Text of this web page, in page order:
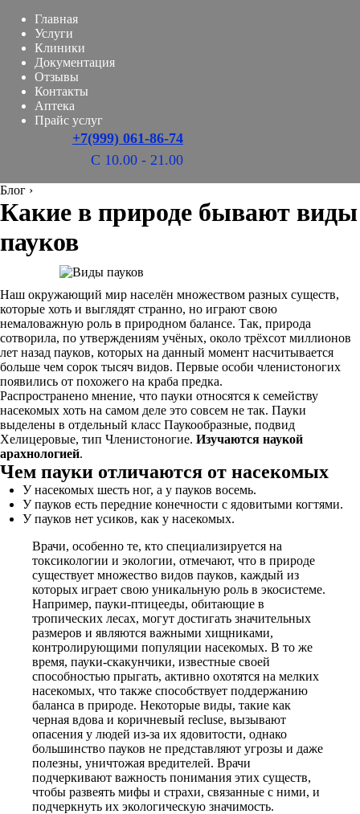
Главная
Услуги
Клиники
Документация
Отзывы
Контакты
Аптека
Прайс услуг
+7(999) 061-86-74
С 10.00 - 21.00
Блог ›
Какие в природе бывают виды
пауков
Наш окружающий мир населён множеством разных существ,
которые хоть и выглядят странно, но играют свою
немаловажную роль в природном балансе. Так, природа
сотворила, по утверждениям учёных, около трёхсот миллионов
лет назад пауков, которых на данный момент насчитывается
больше чем сорок тысяч видов. Первые особи членистоногих
появились от похожего на краба предка.
Распространено мнение, что пауки относятся к семейству
насекомых хоть на самом деле это совсем не так. Пауки
выделены в отдельный класс Паукообразные, подвид
Хелицеровые, тип Членистоногие. Изучаются наукой
арахнологией.
Чем пауки отличаются от насекомых
У насекомых шесть ног, а у пауков восемь.
У пауков есть передние конечности с ядовитыми когтями.
У пауков нет усиков, как у насекомых.
Врачи, особенно те, кто специализируется на
токсикологии и экологии, отмечают, что в природе
существует множество видов пауков, каждый из
которых играет свою уникальную роль в экосистеме.
Например, пауки-птицееды, обитающие в
тропических лесах, могут достигать значительных
размеров и являются важными хищниками,
контролирующими популяции насекомых. В то же
время, пауки-скакунчики, известные своей
способностью прыгать, активно охотятся на мелких
насекомых, что также способствует поддержанию
баланса в природе. Некоторые виды, такие как
черная вдова и коричневый recluse, вызывают
опасения у людей из-за их ядовитости, однако
большинство пауков не представляют угрозы и даже
полезны, уничтожая вредителей. Врачи
подчеркивают важность понимания этих существ,
чтобы развеять мифы и страхи, связанные с ними, и
подчеркнуть их экологическую значимость.